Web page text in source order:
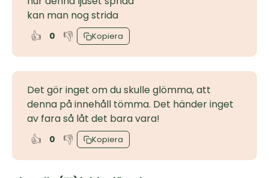
kan man nog strida
👍 0 👎 Kopiera
Det gör inget om du skulle glömma, att
denna på innehåll tömma. Det händer inget
av fara så låt det bara vara!
👍 0 👎 Kopiera